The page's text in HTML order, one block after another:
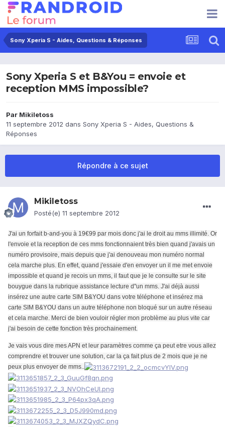
Sony Xperia S - Aides, Questions & Réponses
Sony Xperia S et B&You = envoie et
reception MMS impossible?
Par Mikiletoss
11 septembre 2012 dans Sony Xperia S - Aides, Questions &
Réponses
Répondre à ce sujet
Mikiletoss
Posté(e) 11 septembre 2012
J'ai un forfait b-and-you à 19€99 par mois donc j'ai le droit au mms illimité. Or
l'envoie et la reception de ces mms fonctionnaient très bien quand j'avais un
numéro provisoire, mais depuis que j'ai denouveau mon numéro normal
cela marche plus. En effet, quand j'essaie d'en envoyer un il me met envoie
impossible et quand je recois un mms, il faut que je le consulte sur le site
bouygue dans la rubrique assistance lecture d"un mms. J'ai déjà aussi
insérez une autre carte SIM B&YOU dans votre téléphone et insérez ma
carte SIM B&YOU dans un autre téléphone non bloqué sur un autre réseau
et cela marche. Merci de bien vouloir régler mon problème au plus vite car
j'ai besoin de cette fonction très prochainement.
Je vais vous dire mes APN et leur paramètres comme ça peut etre vous allez
comprendre et trouver une solution, car la ça fait plus de 2 mois que je ne
peux plus envoyer de mms..